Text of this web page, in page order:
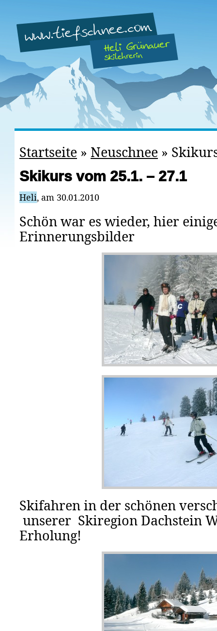
Startseite » Neuschnee »
Skikurs vom 25.1. – 27.1
Heli, am 30.01.2010
Schön war es wieder, hier
Erinnerungsbilder
Skifahren in der schönen
unserer Skiregion Dachstein
Erholung!